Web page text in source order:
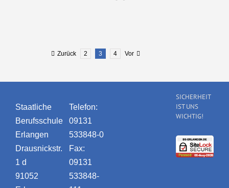
Zurück 2 3 4 Vor
Staatliche
Berufsschule
Erlangen
Drausnickstr.
1 d
91052
Telefon:
09131
533848-0
Fax:
09131
533848-
SICHERHEIT
IST UNS
WICHTIG!